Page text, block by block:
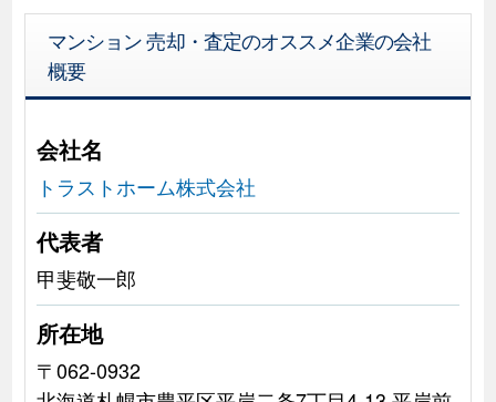
マンション 売却・査定のオススメ企業の会社
概要
会社名
トラストホーム株式会社
代表者
甲斐敬一郎
所在地
〒062-0932